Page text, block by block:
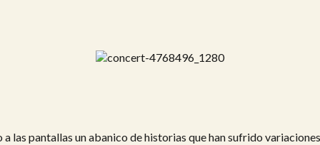
las pantallas un abanico de historias que han sufrido